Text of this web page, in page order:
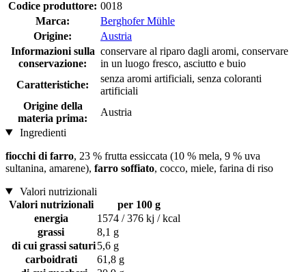
Codice produttore: 0018
Marca:
Berghofer Mühle
Origine:
Austria
Informazioni sulla
conservazione:
conservare al riparo dagli aromi, conservare
in un luogo fresco, asciutto e buio
Caratteristiche:
senza aromi artificiali, senza coloranti
artificiali
Origine della
materia prima:
Austria
Ingredienti
fiocchi di farro, 23 % frutta essiccata (10 % mela, 9 % uva
sultanina, amarene), farro soffiato, cocco, miele, farina di riso
Valori nutrizionali
Valori nutrizionali
per 100 g
energia
1574 / 376 kj / kcal
grassi
8,1 g
di cui grassi saturi5,6 g
carboidrati
61,8 g